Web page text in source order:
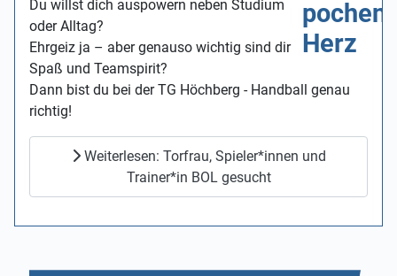
Du willst dich auspowern neben Studium
oder Alltag?
Ehrgeiz ja – aber genauso wichtig sind dir
Spaß und Teamspirit?
Dann bist du bei der TG Höchberg - Handball genau
richtig!
Weiterlesen: Torfrau, Spieler*innen und
Trainer*in BOL gesucht